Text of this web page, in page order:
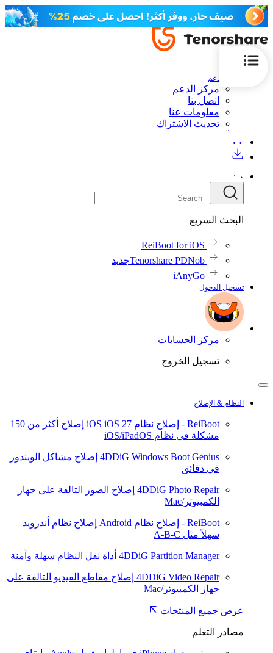
الدعم
مركز الدعم
اتصل بنا
معلومات عنا
تحديث الاشتراك
البحث السريع
ReiBoot for iOS
Tenorshare PDNobجديد
iAnyGo
تسجيل الدخول
مركز الحسابات
تسجيل الخروج
النظام & الإصلاح
ReiBoot - إصلاح نظام iOS iOS 27
إصلاح أكثر من 150
مشكلة في نظام iOS/iPadOS
4DDiG Windows Boot Genius إصلاح مشاكل الويندوز
في دقائق
4DDiG Photo Repair إصلاح الصور التالفة على جهاز
الكمبيوتر/Mac
ReiBoot - إصلاح نظام Android
إصلاح نظام أندرويد
سهلاً مثل A-B-C
4DDiG Partition Manager أداة نقل النظام سهلة وآمنة
4DDiG Video Repair إصلاح مقاطع الفيديو التالفة على
جهاز الكمبيوتر/Mac
عرض جميع المنتجات
مصادر التعلم